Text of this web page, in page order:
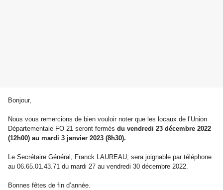
Bonjour,
Nous vous remercions de bien vouloir noter que les locaux de l’Union
Départementale FO 21 seront fermés du vendredi 23 décembre 2022
(12h00) au mardi 3 janvier 2023 (8h30).
Le Secrétaire Général, Franck LAUREAU, sera joignable par téléphone
au 06.65.01.43.71 du mardi 27 au vendredi 30 décembre 2022.
Bonnes fêtes de fin d’année.